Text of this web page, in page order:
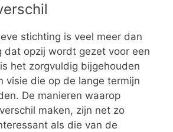
stichting is veel meer dan
dat opzij wordt gezet voor een
het zorgvuldig bijgehouden
visie die op de lange termijn
De manieren waarop
maken, zijn net zo
als die van de